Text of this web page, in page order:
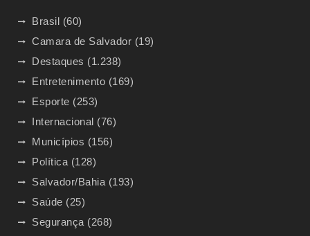
Brasil (60)
Camara de Salvador (19)
Destaques (1.238)
Entretenimento (169)
Esporte (253)
Internacional (76)
Municípios (156)
Política (128)
Salvador/Bahia (193)
Saúde (25)
Segurança (268)